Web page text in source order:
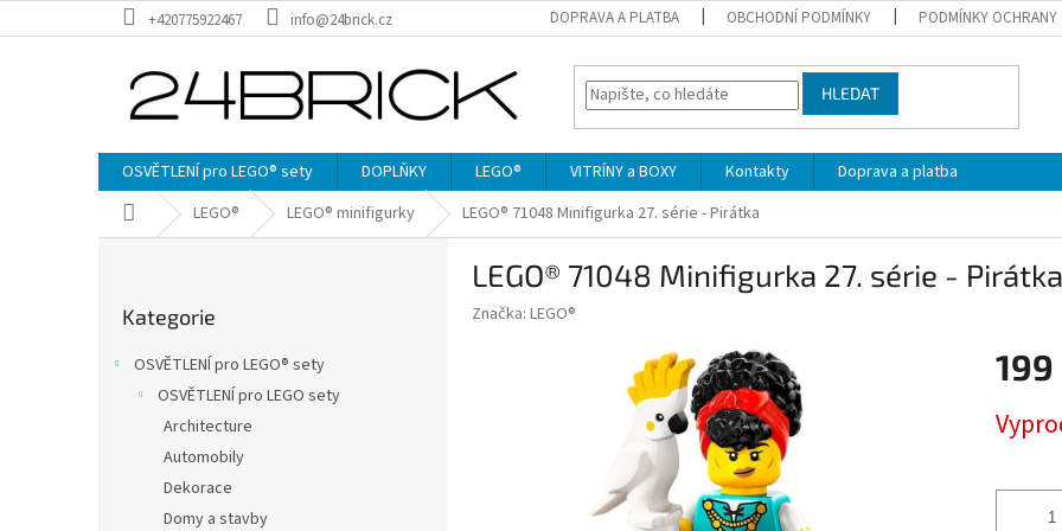
na
+420775922467 info@24brick.cz DOPRAVA A PLATBA OBCHODNÍ PODMÍNKY PODMÍNKY OCHRANY
HLEDAT
OSVĚTLENÍ pro LEGO® sety DOPLŇKY LEGO® VITRÍNY a BOXY Kontakty
Doprava a platba
Domů LEGO® LEGO® minifigurky LEGO® 71048 Minifigurka 27. série - Pirátka
kategorie
Kategorie
OSVĚTLENÍ pro LEGO® sety
OSVĚTLENÍ pro LEGO sety
Architecture
Automobily
Dekorace
Domy a stavby
LEGO® 71048 Minifigurka 27. série - Pirátka
Značka: LEGO®
199
cena: